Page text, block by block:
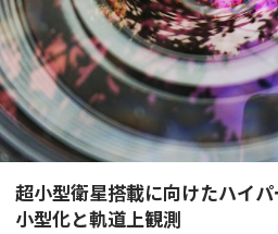
超小型衛星搭載に向けたハイ
小型化と軌道上観測